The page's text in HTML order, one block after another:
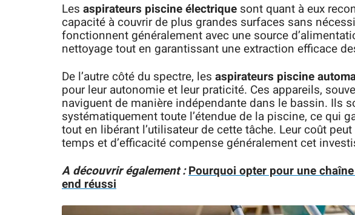
Les aspirateurs piscine électrique sont quant à eux
capacité à couvrir de plus grandes surfaces sans
fonctionnent généralement avec une source
nettoyage tout en garantissant une extraction efficace
De l’autre côté du spectre, les aspirateurs piscine
pour leur autonomie et leur praticité. Ces appareils,
naviguent de manière indépendante dans le bassin. Ils
systématiquement toute l’étendue de la piscine, ce qui
tout en libérant l’utilisateur de cette tâche. Leur coût
temps et d’efficacité compense généralement cet
A découvrir également :Pourquoi opter pour une
end réussi